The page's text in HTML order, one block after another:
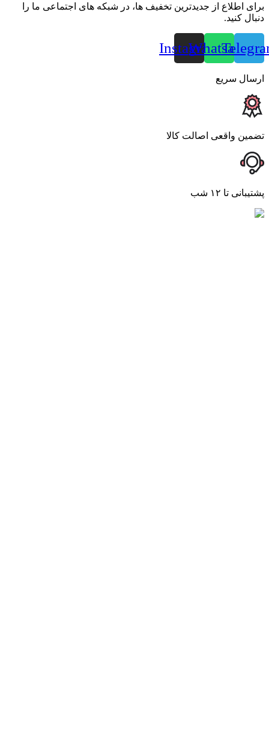
برای اطلاع از جدیدترین تخفیف ها، در شبکه های اجتماعی ما را
دنبال کنید.
Whatsapp
Instagram
ارسال سریع
تضمین واقعی اصالت کالا
پشتیبانی تا ۱۲ شب